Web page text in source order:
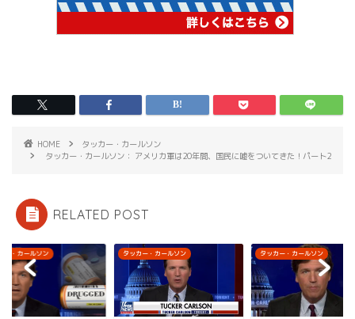
HOME
タッカー・カールソン
タッカー・カールソン： アメリカ軍は20年間、国民に嘘をついてきた！パート2
RELATED POST
ー・カールソン タッカー・カールソン タッカー・カールソン